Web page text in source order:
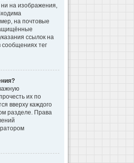
на изображения,
на почтовые
ссылок на
сообщениях тег
их по
вверху каждого
разделе. Права